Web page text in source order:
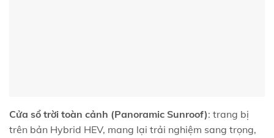
Cửa sổ trời toàn cảnh (Panoramic Sunroof): trang bị
trên bản Hybrid HEV, mang lại trải nghiệm sang trọng,